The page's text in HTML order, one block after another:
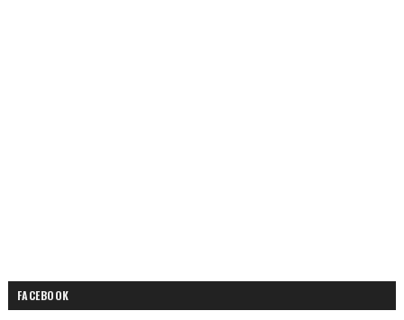
FACEBOOK